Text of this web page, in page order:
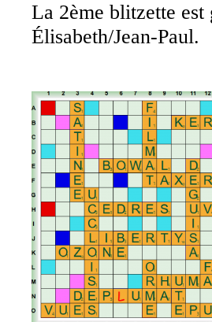
La 2ème blitzette est
Élisabeth/Jean-Paul.